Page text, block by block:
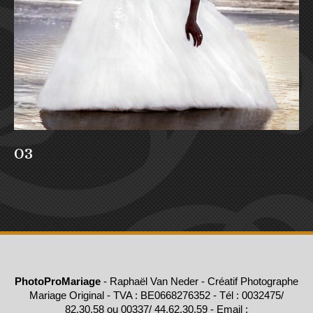
03
PhotoProMariage - Raphaël Van Neder - Créatif Photographe
Mariage Original - TVA : BE0668276352 - Tél : 0032475/
82.30.58 ou 00337/ 44.62.30.59 - Email :